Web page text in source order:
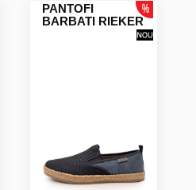
PANTOFI
BARBATI RIEKER